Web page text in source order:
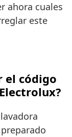
ahora cuales
este
el código